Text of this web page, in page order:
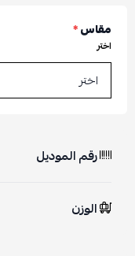
مقاس*
اختر
رقم الموديل
الوزن